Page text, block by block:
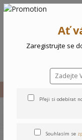
Bundy
Ať
Zaregistrujte se
Přeji si odebírat
Souhlasím se